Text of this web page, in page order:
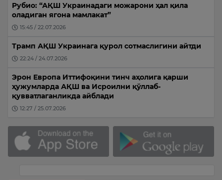
Рубио: “АҚШ Украинадаги можарони ҳал қила
оладиган ягона мамлакат”
15:45 / 22.07.2026
Трамп АҚШ Украинага қурол сотмаслигини айтди
22:24 / 24.07.2026
Эрон Европа Иттифоқини тинч аҳолига қарши
ҳужумларда АҚШ ва Исроилни қўллаб-
қувватлаганликда айблади
12:27 / 25.07.2026